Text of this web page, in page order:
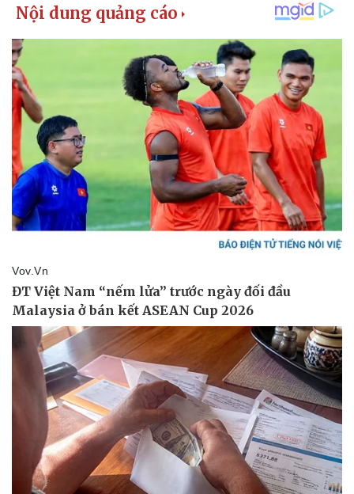
Kinh tế
Bất động sản
Khởi nghiệp
Thị trường
Giá vàng
Tiêu dùng
Tỷ giá
Chứng khoán
Giá cà phê